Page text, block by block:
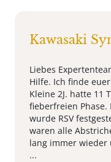
Kawasaki
Liebes
Hilfe. Ich finde
Kleine 2J. hatte 11
fieberfreien
wurde RSV
waren alle
lang immer wieder
...